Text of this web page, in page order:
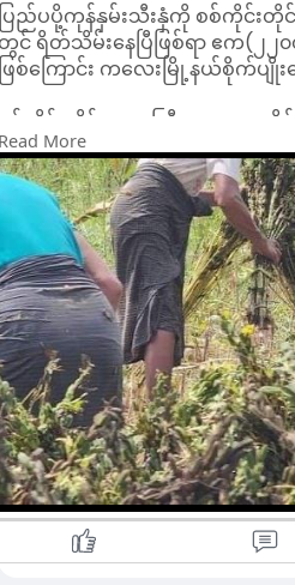
ြည်ပပို့ကုန်နှမ်းသီးနှံကို စစ်ကိုင်းတို
င် ရိတ်သိမ်းနေပြီဖြစ်ရာ ဧက(၂၂၀
ြစ်ကြောင်း ကလေးမြို့နယ်စိုက်ပျိုး
စ်ကိုင်းတိုင်းဒေသကြီး၊ ကလေးခရို
မ်းကို သြဂုတ်လက စတင်ရိတ်သိမ်း
က ရိတ်သိမ်းပြီးဖြစ်ကြောင်း သိရ
လက်ရှိစိုက်ထားတဲ့ နှမ်းစိုက်ခင်းအား
ါပြီ။ အထွက်နှုန်းကောင်းမွန်တဲ့
စ်ဧက ၆.၆၁ တင်း ထွက်ရှိနေပါ
ေးဦးစီးဌာန၊ မြို့နယ်ဦးစီးမှုးဦးနို
လေးမြို့နယ် နှမ်းစိုက်တောင်သူမျာ
ာနက နှမ်းတိုးချဲ့စိုက်ပျိုးနိုင်ရေး၊
ျိုးကောင်းမျိုးသန့် စိုက်ပျိုးနိုင်ရ
ျိုးများစိုက်ပျိုးနိုင်ရေးအသိပညာပ
ြောင်း သိရသည်။
နည်းစနစ်နဲ့ စိုက်ပျိူးထုတ်လု
နစ်နဲ့ စိုက်ပျိုးထုတ်လုပ်ထားတဲ့ သီ
ောင်းမွန်ပြီး ပြည်တွင်းစျေးကွ
More